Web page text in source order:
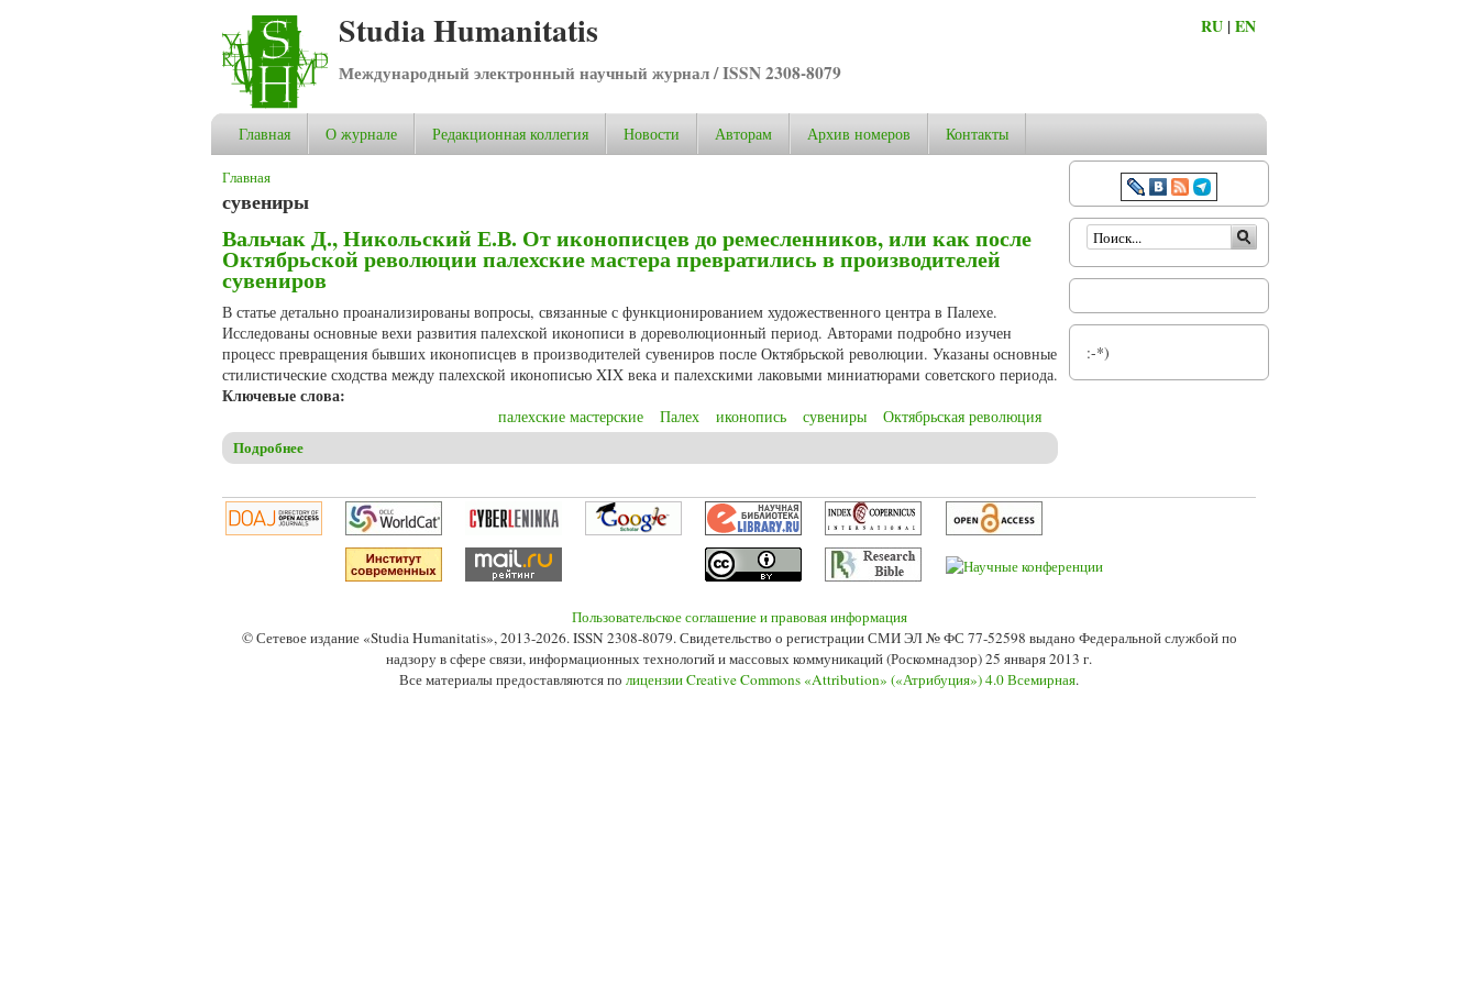
Studia Humanitatis
Международный электронный научный журнал / ISSN 2308-8079
RU |EN
Главная О журнале Редакционная коллегия Новости Авторам Архив номеров Контакты
Вы здесь
Главная
сувениры
Вальчак Д., Никольский Е.В. От иконописцев до ремесленников, или как после
Октябрьской революции палехские мастера превратились в производителей
сувениров
В статье детально проанализированы вопросы, связанные с функционированием художественного центра в Палехе.
Исследованы основные вехи развития палехской иконописи в дореволюционный период. Авторами подробно изучен
процесс превращения бывших иконописцев в производителей сувениров после Октябрьской революции. Указаны основные
стилистические сходства между палехской иконописью XIX века и палехскими лаковыми миниатюрами советского периода.
Ключевые слова:
палехские мастерские Палех иконопись сувениры Октябрьская революция
Подробнее
Форма поиска
:-*)
Пользовательское соглашение и правовая информация
© Сетевое издание «Studia Humanitatis», 2013-2026. ISSN 2308-8079. Свидетельство о регистрации СМИ ЭЛ № ФС 77-52598 выдано Федеральной службой по
надзору в сфере связи, информационных технологий и массовых коммуникаций (Роскомнадзор) 25 января 2013 г.
Все материалы предоставляются по лицензии Creative Commons «Attribution» («Атрибуция») 4.0 Всемирная.